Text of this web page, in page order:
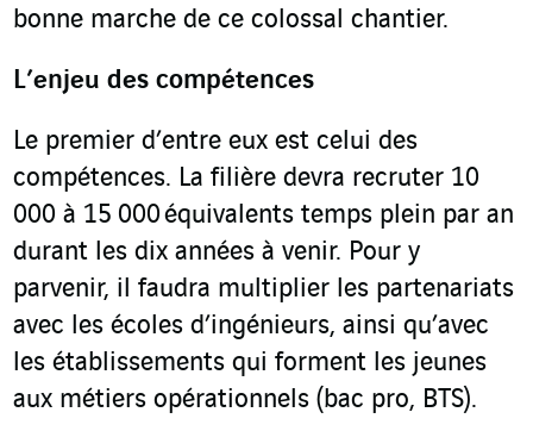
bonne marche de ce colossal chantier.
L’enjeu des compétences
Le premier d’entre eux est celui des
compétences. La filière devra recruter 10
000 à 15 000 équivalents temps plein par an
durant les dix années à venir. Pour y
parvenir, il faudra multiplier les partenariats
avec les écoles d’ingénieurs, ainsi qu’avec
les établissements qui forment les jeunes
aux métiers opérationnels (bac pro, BTS).